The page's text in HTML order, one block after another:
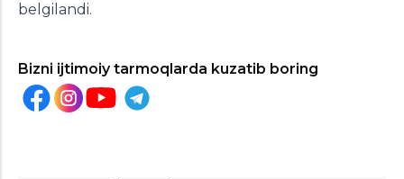
belgilandi.
Bizni ijtimoiy tarmoqlarda kuzatib boring